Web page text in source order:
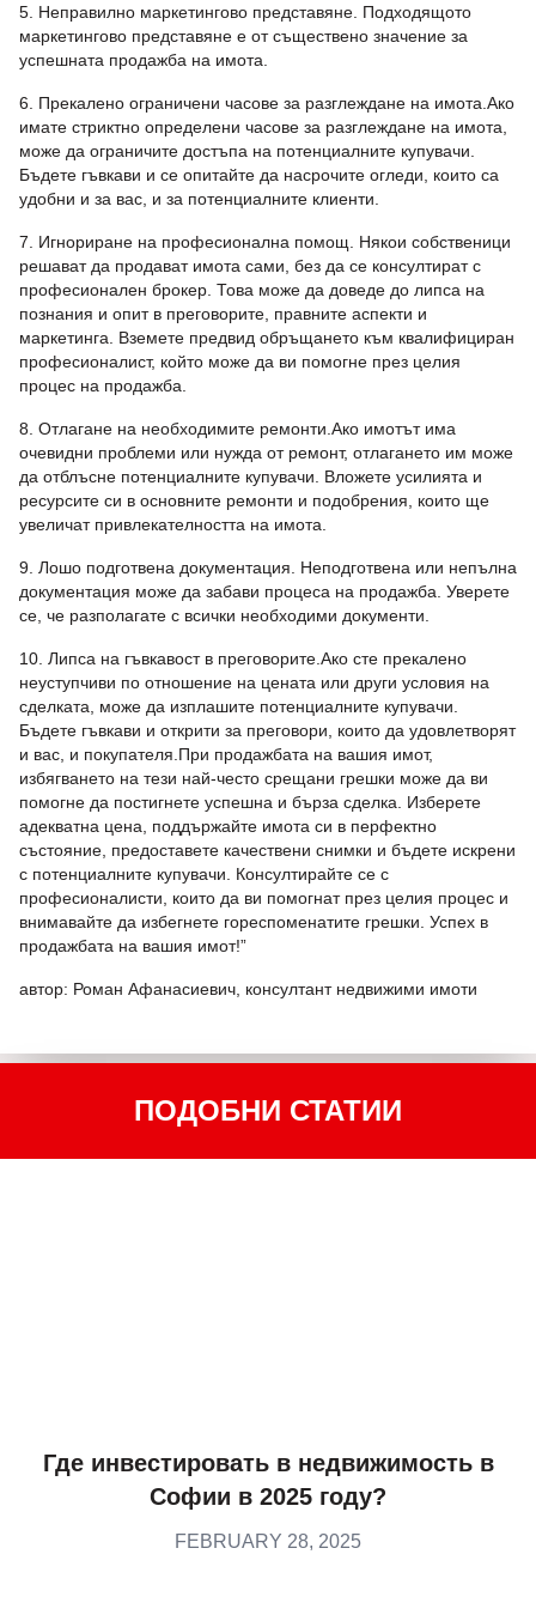
5. Неправилно маркетингово представяне. Подходящото
маркетингово представяне е от съществено значение за
успешната продажба на имота.
6. Прекалено ограничени часове за разглеждане на имота.Ако
имате стриктно определени часове за разглеждане на имота,
може да ограничите достъпа на потенциалните купувачи.
Бъдете гъвкави и се опитайте да насрочите огледи, които са
удобни и за вас, и за потенциалните клиенти.
7. Игнориране на професионална помощ. Някои собственици
решават да продават имота сами, без да се консултират с
професионален брокер. Това може да доведе до липса на
познания и опит в преговорите, правните аспекти и
маркетинга. Вземете предвид обръщането към квалифициран
професионалист, който може да ви помогне през целия
процес на продажба.
8. Отлагане на необходимите ремонти.Ако имотът има
очевидни проблеми или нужда от ремонт, отлагането им може
да отблъсне потенциалните купувачи. Вложете усилията и
ресурсите си в основните ремонти и подобрения, които ще
увеличат привлекателността на имота.
9. Лошо подготвена документация. Неподготвена или непълна
документация може да забави процеса на продажба. Уверете
се, че разполагате с всички необходими документи.
10. Липса на гъвкавост в преговорите.Ако сте прекалено
неуступчиви по отношение на цената или други условия на
сделката, може да изплашите потенциалните купувачи.
Бъдете гъвкави и открити за преговори, които да удовлетворят
и вас, и покупателя.При продажбата на вашия имот,
избягването на тези най-често срещани грешки може да ви
помогне да постигнете успешна и бърза сделка. Изберете
адекватна цена, поддържайте имота си в перфектно
състояние, предоставете качествени снимки и бъдете искрени
с потенциалните купувачи. Консултирайте се с
професионалисти, които да ви помогнат през целия процес и
внимавайте да избегнете гореспоменатите грешки. Успех в
продажбата на вашия имот!”
автор: Роман Афанасиевич, консултант недвижими имоти
ПОДОБНИ СТАТИИ
Где инвестировать в недвижимость в
Софии в 2025 году?
FEBRUARY 28, 2025